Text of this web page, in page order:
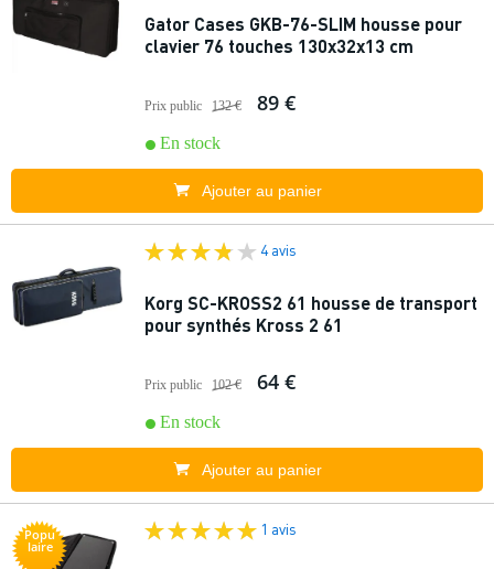
Gator Cases GKB-76-SLIM housse pour
clavier 76 touches 130x32x13 cm
Prix public 132 € 89 €
En stock
Ajouter au panier
4 avis
Korg SC-KROSS2 61 housse de transport
pour synthés Kross 2 61
Prix public 102 € 64 €
En stock
Ajouter au panier
Popu
laire
1 avis